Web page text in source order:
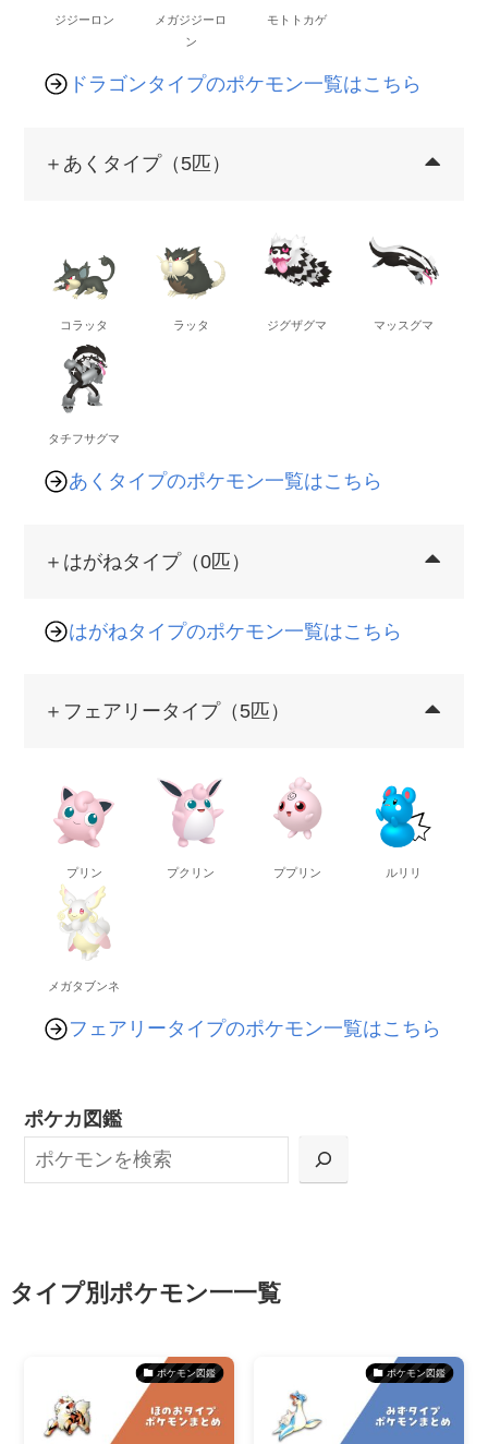
ジジーロン
メガジジーロ
ン
モトトカゲ
ドラゴンタイプのポケモン一覧はこちら
＋あくタイプ（5匹）
コラッタ ラッタ ジグザグマ マッスグマ
タチフサグマ
あくタイプのポケモン一覧はこちら
＋はがねタイプ（0匹）
はがねタイプのポケモン一覧はこちら
＋フェアリータイプ（5匹）
プリン プクリン ププリン ルリリ
メガタブンネ
フェアリータイプのポケモン一覧はこちら
ポケカ図鑑
タイプ別ポケモン一一覧
ポケモン図鑑 ポケモン図鑑